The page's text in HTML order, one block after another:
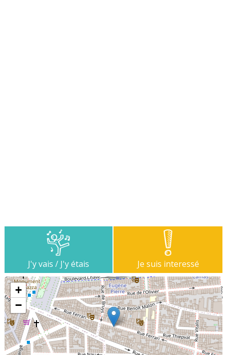
J'y vais / J'y étais Je suis interessé
+
−